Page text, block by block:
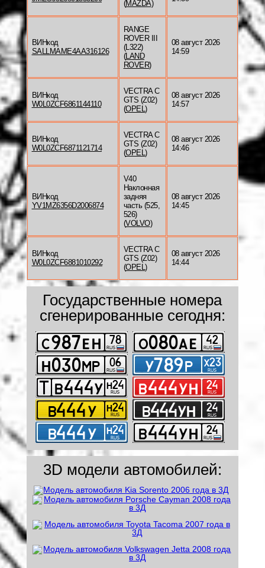
(MAZDA)
ВИНкод
SALLMAME4AA316126
RANGE
ROVER III
(L322)
(LAND
ROVER)
08 август 2026
14:59
ВИНкод
W0L0ZCF6861144110
VECTRA C
GTS (Z02)
(OPEL)
08 август 2026
14:57
ВИНкод
W0L0ZCF6871121714
VECTRA C
GTS (Z02)
(OPEL)
08 август 2026
14:46
ВИНкод
YV1MZ6356D2006874
V40
Наклонная
задняя
часть (525,
526)
(VOLVO)
08 август 2026
14:45
ВИНкод
W0L0ZCF6881010292
VECTRA C
GTS (Z02)
(OPEL)
08 август 2026
14:44
Государственные номера
сгенерированные сегодня:
3D модели автомобилей: